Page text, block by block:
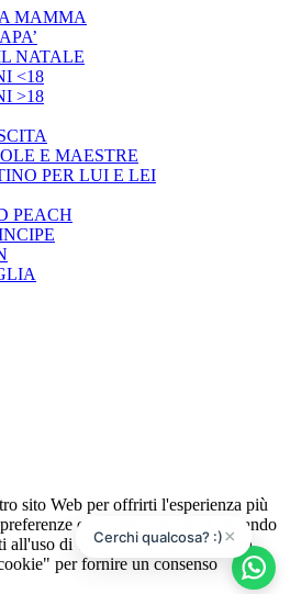
MAMMA
NATALE
<18
>18
E MAESTRE
PER LUI E LEI
PEACH
sito Web per offrirti l'esperienza più
e le visite ripetute. Cliccando
all'uso di TUTTI i cookie. Tuttavia,
per fornire un consenso
×
Cerchi qualcosa? :)